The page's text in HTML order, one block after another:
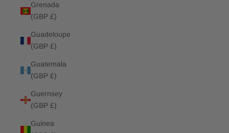
Grenada
(GBP £)
Guadeloupe
(GBP £)
Guatemala
(GBP £)
Guernsey
(GBP £)
Guinea